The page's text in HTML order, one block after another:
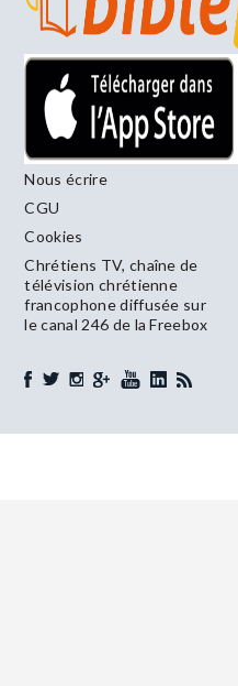
Nous écrire
CGU
Cookies
Chrétiens TV, chaîne de
télévision chrétienne
francophone diffusée sur
le canal 246 de la Freebox